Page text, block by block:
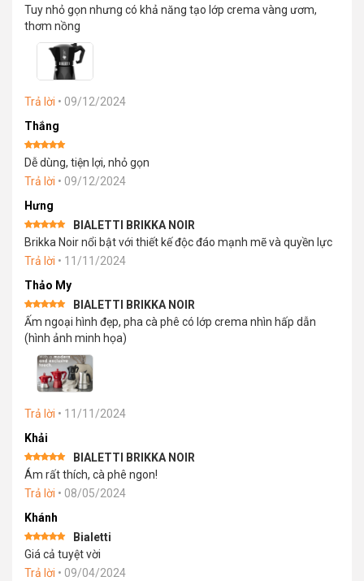
Được xếp
hạng 55
sao
Tuy nhỏ gọn nhưng có khả năng tạo lớp crema vàng ươm,
thơm nồng
Trả lời • 09/12/2024
Thắng
Được xếp
hạng55
sao
Dễ dùng, tiện lợi, nhỏ gọn
Trả lời • 09/12/2024
Hưng
Được xếp
hạng55
sao
BIALETTI BRIKKA NOIR
Brikka Noir nổi bật với thiết kế độc đáo mạnh mẽ và quyền lực
Trả lời • 11/11/2024
Thảo My
Được xếp
hạng55
sao
BIALETTI BRIKKA NOIR
Ấm ngoại hình đẹp, pha cà phê có lớp crema nhìn hấp dẫn
(hình ảnh minh họa)
Trả lời • 11/11/2024
Khải
Được xếp
hạng 55
sao
BIALETTI BRIKKA NOIR
Ám rất thích, cà phê ngon!
Trả lời • 08/05/2024
Khánh
Được xếp
hạng55
sao
Bialetti
Giá cả tuyệt vời
Trả lời • 09/04/2024